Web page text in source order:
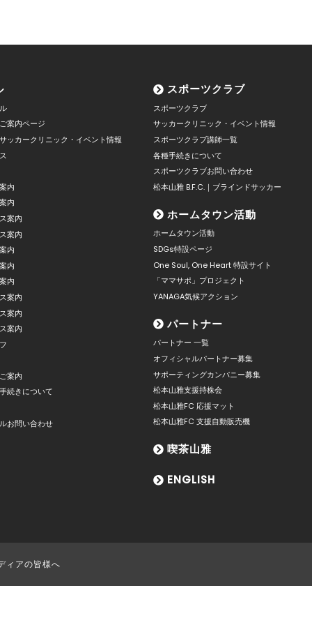
案内ページ
ッカークリニック・イベント情報
内
内
案内
案内
内
内
内
案内
案内
案内
案内
続きについて
お問い合わせ
スポーツクラブ
スポーツクラブ
サッカークリニック・イベント情報
スポーツクラブ講師一覧
各種手続きについて
スポーツクラブお問い合わせ
松本山雅 B.F.C.｜ブラインドサッカー
ホームタウン活動
ホームタウン活動
SDGs特設ページ
One Soul, One Heart 特設サイト
「ママサポ」プロジェクト
YANAGA気候アクション
パートナー
パートナー 一覧
オフィシャルパートナー募集
サポーティングカンパニー募集
松本山雅支援持株会
松本山雅FC 応援マット
松本山雅FC 支援自動販売機
喫茶山雅
ENGLISH
ィアの皆様へ